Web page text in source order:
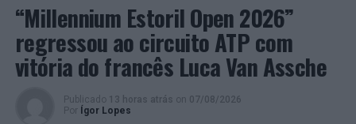
resistiu às ascensões de Funchal e Setúbal. Faro, que tem
sido presença constante desde a edição de 2016 do
Bloom Consulting Portugal City Brand Ranking©, desce
ao 11º lugar, ficando, nesta edição, de fora desteTop10.
TOP 25: Um ano de grandes mudanças
“Millennium Estoril Open 2026”
regressou ao circuito ATP com
vitória do francês Luca Van Assche
Publicado 13 horas atrás on 07/08/2026
Por
Ígor Lopes